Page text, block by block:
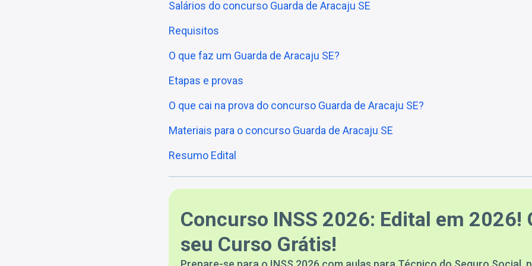
Salários do concurso Guarda de Aracaju SE
Requisitos
O que faz um Guarda de Aracaju SE?
Etapas e provas
O que cai na prova do concurso Guarda de Aracaju SE?
Materiais para o concurso Guarda de Aracaju SE
Resumo Edital
Concurso INSS 2026: Edital em 2026!
seu Curso Grátis!